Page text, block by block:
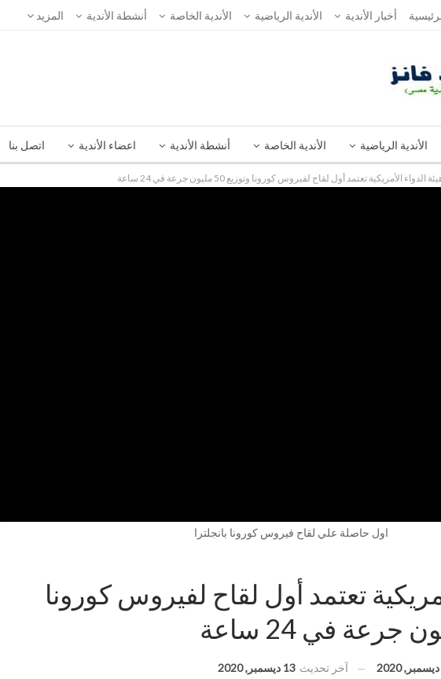
أخبار الأندية الأندية الرياضية الأندية الخاصة أنشطة الأندية المزيد
الأندية الرياضية الأندية الخاصة أنشطة الأندية اعضاء الأندية اتصل بنا
الدواء الأمريكية تعتمد أول لقاح لفيروس كورونا وتوزيع 50 مليون جرعة في 24 ساعة
اول حاصلة علي لقاح فيروس كورونا بانجلترا
تعتمد أول لقاح لفيروس كورونا
آخر تحديث 13 ديسمبر, 2020